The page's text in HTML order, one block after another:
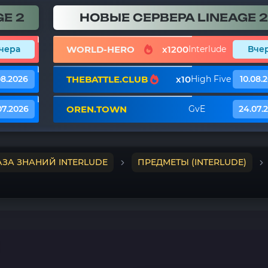
2 НОВЫЕ СЕРВЕРА LINEAGE 2
WORLD-HERO x1200Interlude
THEBATTLE.CLUB x10High Five
OREN.TOWN GvE
ЗНАНИЙ INTERLUDE ПРЕДМЕТЫ (INTERLUDE)